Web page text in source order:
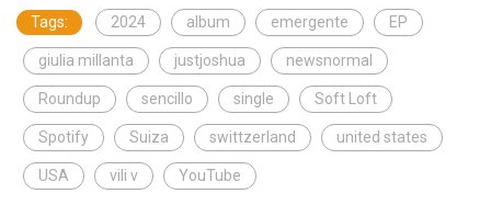
Tags: 2024 album emergente EP
giulia millanta justjoshua newsnormal
Roundup sencillo single Soft Loft
Spotify Suiza swittzerland united states
USA vili v YouTube